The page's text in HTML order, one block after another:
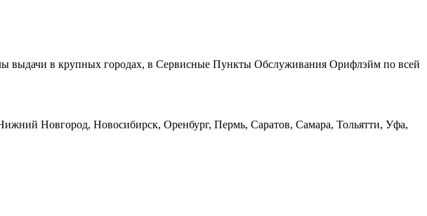
выдачи в крупных городах, в Сервисные Пункты Обслуживания Орифлэйм по всей
Новгород, Новосибирск, Оренбург, Пермь, Саратов, Самара, Тольятти, Уфа,